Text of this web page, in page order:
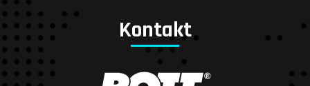
Kontakt